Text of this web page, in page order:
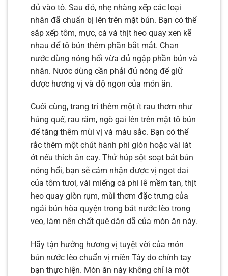
đủ vào tô. Sau đó, nhẹ nhàng xếp các loại
nhân đã chuẩn bị lên trên mặt bún. Bạn có thể
sắp xếp tôm, mực, cá và thịt heo quay xen kẽ
nhau để tô bún thêm phần bắt mắt. Chan
nước dùng nóng hổi vừa đủ ngập phần bún và
nhân. Nước dùng cần phải đủ nóng để giữ
được hương vị và độ ngon của món ăn.
Cuối cùng, trang trí thêm một ít rau thơm như
húng quế, rau răm, ngò gai lên trên mặt tô bún
để tăng thêm mùi vị và màu sắc. Bạn có thể
rắc thêm một chút hành phi giòn hoặc vài lát
ớt nếu thích ăn cay. Thử húp sột soạt bát bún
nóng hổi, bạn sẽ cảm nhận được vị ngọt dai
của tôm tươi, vài miếng cá phi lê mềm tan, thịt
heo quay giòn rụm, mùi thơm đặc trưng của
ngải bún hòa quyện trong bát nước lèo trong
veo, làm nên chất quê dân dã của món ăn này.
Hãy tận hưởng hương vị tuyệt vời của món
bún nước lèo chuẩn vị miền Tây do chính tay
bạn thực hiện. Món ăn này không chỉ là một